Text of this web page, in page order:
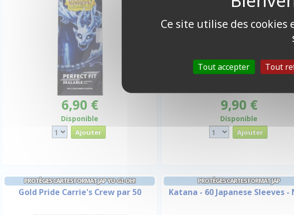
6,90 €
Disponible
9,90 €
Disponible
PROTÈGES CARTES FORMAT JAP YU-GI-OH!
Gold Pride Carrie's Crew par 50
PROTÈGES CARTES FORMAT JAP
Katana - 60 Japanese Sleeves -
Ce site utilise des
Tout accepter Tout